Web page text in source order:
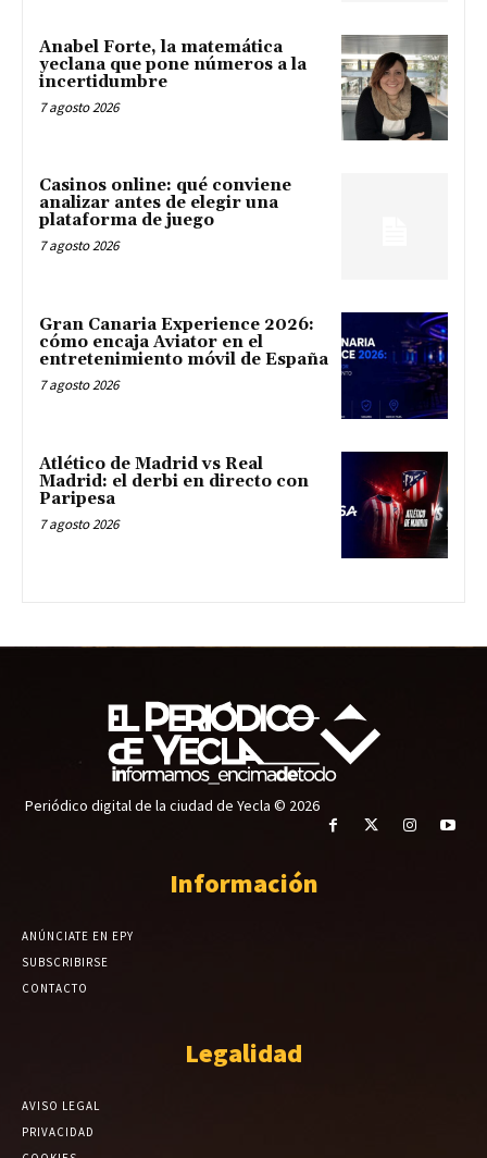
Anabel Forte, la matemática
yeclana que pone números a la
incertidumbre
7 agosto 2026
Casinos online: qué conviene
analizar antes de elegir una
plataforma de juego
7 agosto 2026
Gran Canaria Experience 2026:
cómo encaja Aviator en el
entretenimiento móvil de España
7 agosto 2026
Atlético de Madrid vs Real
Madrid: el derbi en directo con
Paripesa
7 agosto 2026
Periódico digital de la ciudad de Yecla © 2026
Información
ANÚNCIATE EN EPY
SUBSCRIBIRSE
CONTACTO
Legalidad
AVISO LEGAL
PRIVACIDAD